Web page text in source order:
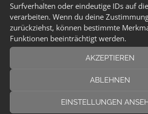
Surfverhalten oder eindeutige IDs auf
verarbeiten. Wenn du deine
zurückziehst, können bestimmte
Funktionen beeinträchtigt werden.
AKZEPTIEREN
ABLEHNEN
EINSTELLUNGEN